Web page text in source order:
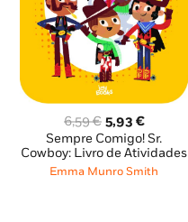
6,59€ O
preço
original
era:
5,93 €O
preço
atual
é:
Sempre Comigo! Sr.
Cowboy: Livro de Atividades
Emma Munro Smith